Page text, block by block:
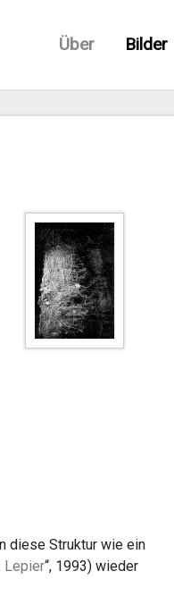
Über Bilder
diese Struktur wie ein
Lepier“, 1993) wieder